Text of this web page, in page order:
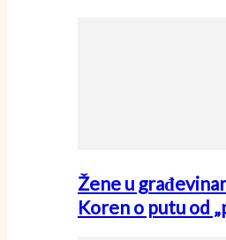
Žene u
Koren o putu od